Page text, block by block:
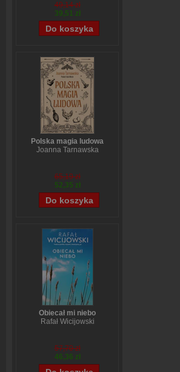
Stefanie Stahl
49,14 zł
39,51 zł
Polska magia ludowa
Joanna Tarnawska
65,19 zł
52,35 zł
Obiecał mi niebo
Rafał Wicijowski
57,70 zł
46,36 zł